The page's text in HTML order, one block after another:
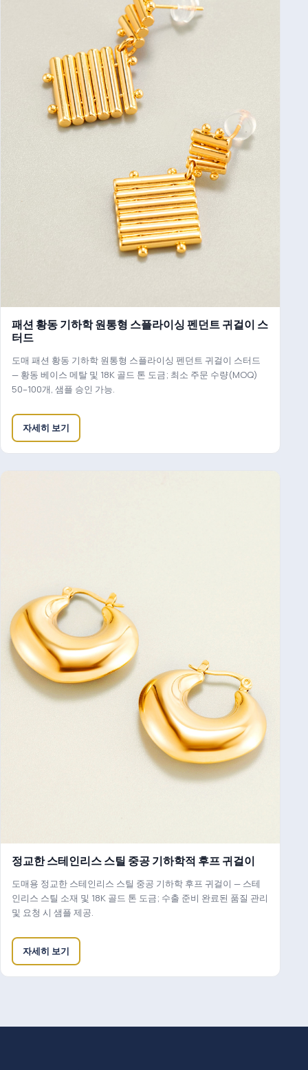
패션 황동 기하학 원통형 스플라이싱 펜던트 귀걸이 스
터드
도매 패션 황동 기하학 원통형 스플라이싱 펜던트 귀걸이 스터드
— 황동 베이스 메탈 및 18K 골드 톤 도금; 최소 주문 수량(MOQ)
50–100개, 샘플 승인 가능.
자세히 보기
정교한 스테인리스 스틸 중공 기하학적 후프 귀걸이
도매용 정교한 스테인리스 스틸 중공 기하학 후프 귀걸이 — 스테
인리스 스틸 소재 및 18K 골드 톤 도금; 수출 준비 완료된 품질 관리
및 요청 시 샘플 제공.
자세히 보기